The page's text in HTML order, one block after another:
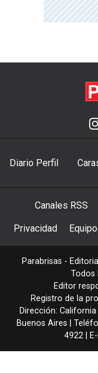
Diario Perfil
Canales RSS
Privacidad Equipo
Parabrisas -
Todos
Editor
Registro de la
Dirección: California
Buenos Aires |
4922 |